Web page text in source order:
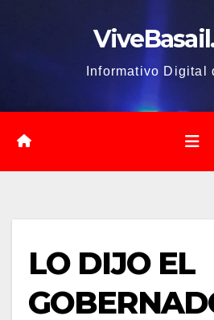
Informativo Digital
LO DIJO EL